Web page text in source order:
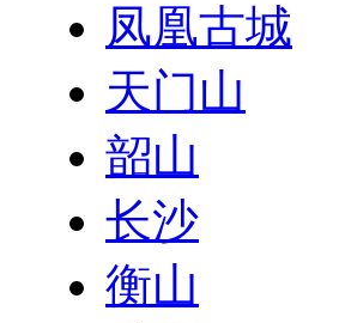
凤凰古城
天门山
韶山
长沙
衡山